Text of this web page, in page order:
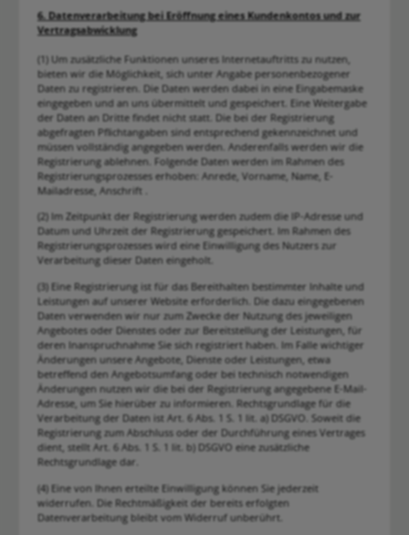
6. Datenverarbeitung bei Eröffnung eines Kundenkontos und zur
Vertragsabwicklung
(1) Um zusätzliche Funktionen unseres Internetauftritts zu nutzen,
bieten wir die Möglichkeit, sich unter Angabe personenbezogener
Daten zu registrieren. Die Daten werden dabei in eine Eingabemaske
eingegeben und an uns übermittelt und gespeichert. Eine Weitergabe
der Daten an Dritte findet nicht statt. Die bei der Registrierung
abgefragten Pflichtangaben sind entsprechend gekennzeichnet und
müssen vollständig angegeben werden. Anderenfalls werden wir die
Registrierung ablehnen. Folgende Daten werden im Rahmen des
Registrierungsprozesses erhoben: Anrede, Vorname, Name, E-
Mailadresse, Anschrift .
(2) Im Zeitpunkt der Registrierung werden zudem die IP-Adresse und
Datum und Uhrzeit der Registrierung gespeichert. Im Rahmen des
Registrierungsprozesses wird eine Einwilligung des Nutzers zur
Verarbeitung dieser Daten eingeholt.
(3) Eine Registrierung ist für das Bereithalten bestimmter Inhalte und
Leistungen auf unserer Website erforderlich. Die dazu eingegebenen
Daten verwenden wir nur zum Zwecke der Nutzung des jeweiligen
Angebotes oder Dienstes oder zur Bereitstellung der Leistungen, für
deren Inanspruchnahme Sie sich registriert haben. Im Falle wichtiger
Änderungen unsere Angebote, Dienste oder Leistungen, etwa
betreffend den Angebotsumfang oder bei technisch notwendigen
Änderungen nutzen wir die bei der Registrierung angegebene E-Mail-
Adresse, um Sie hierüber zu informieren. Rechtsgrundlage für die
Verarbeitung der Daten ist Art. 6 Abs. 1 S. 1 lit. a) DSGVO. Soweit die
Registrierung zum Abschluss oder der Durchführung eines Vertrages
dient, stellt Art. 6 Abs. 1 S. 1 lit. b) DSGVO eine zusätzliche
Rechtsgrundlage dar.
(4) Eine von Ihnen erteilte Einwilligung können Sie jederzeit
widerrufen. Die Rechtmäßigkeit der bereits erfolgten
Datenverarbeitung bleibt vom Widerruf unberührt.